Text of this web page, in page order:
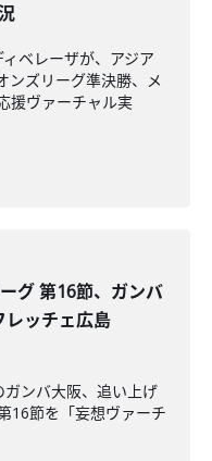
ベレーザが、アジア
ズリーグ準決勝、メ
援ヴァーチャル実
グ 第16節、ガンバ
レッチェ広島
ガンバ大阪、追い上げ
16節を「妄想ヴァーチ